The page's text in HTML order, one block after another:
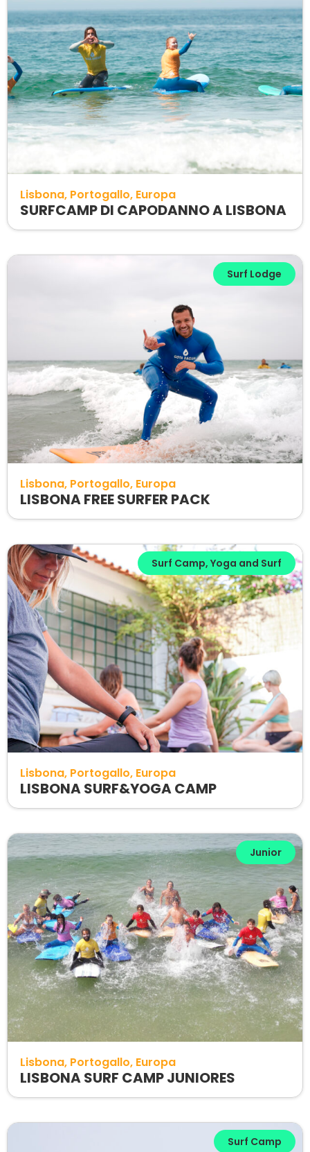
Lisbona Portogallo Europa
SURFCAMP DI CAPODANNO A LISBONA
Surf Lodge
Lisbona Portogallo Europa
LISBONA FREE SURFER PACK
Surf Camp, Yoga and Surf
Lisbona Portogallo Europa
LISBONA SURF&YOGA CAMP
Junior
Lisbona Portogallo Europa
LISBONA SURF CAMP JUNIORES
Surf Camp